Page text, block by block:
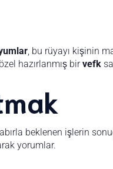
, bu rüyayı kişinin
hazırlanmış birvefk
beklenen işlerin
yorumlar.